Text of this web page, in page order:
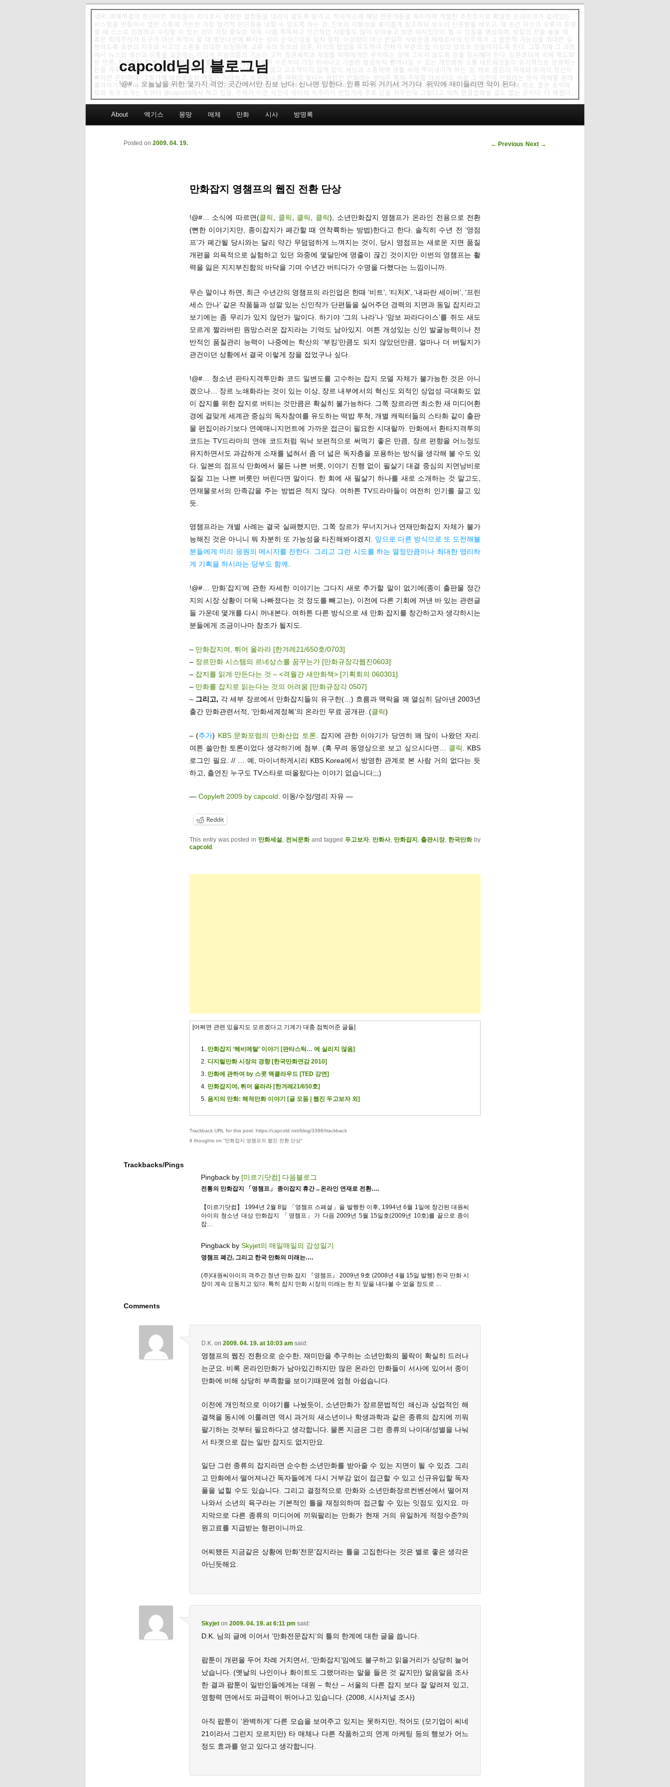
capcold님의 블로그님
!@#… 오늘날을 위한 몇가지 격언: 곳간에서만 진보 난다. 신나면 망한다. 인류 따위 거기서 거기다. 위악에 재미들리면 악이 된다.
Skip to primary content
Skip to secondary content
About 엑기스 몽땅 매체 만화 시사 방명록
Post navigation
← Previous Next →
만화잡지 영챔프의 웹진 전환 단상
Posted on 2009. 04. 19.
!@#… 소식에 따르면(클릭 클릭 클릭 클릭), 소년만화잡지 영챔프가 온라인 전용으로 전환
(뻔한 이야기지만, 종이잡지가 폐간할 때 연착륙하는 방법)한다고 한다. 솔직히 수년 전 ‘영점
프’가 폐간될 당시와는 달리 약간 무덤덤하게 느껴지는 것이, 당시 영점프는 새로운 지면 품질
개편을 의욕적으로 실험하고 있던 와중에 몇달만에 명줄이 끊긴 것이지만 이번의 영챔프는 활
력을 잃은 지지부진함의 바닥을 기며 수년간 버티다가 수명을 다했다는 느낌이니까.
무슨 말이냐 하면, 최근 수년간의 영챔프의 라인업은 한때 ‘비트’, ‘티처X’, ‘내파란 세이버’, ‘프린
세스 안나’ 같은 작품들과 성깔 있는 신인작가 단편들을 실어주던 경력의 지면과 동일 잡지라고
보기에는 좀 무리가 있지 않던가 말이다. 하기야 ‘그의 나라’나 ‘맘보 파라다이스’를 쥐도 새도
모르게 짤라버린 원망스러운 잡지라는 기억도 남아있지. 여튼 개성있는 신인 발굴능력이나 전
반적인 품질관리 능력이 나중에는 학산의 ‘부킹’만큼도 되지 않았던만큼, 얼마나 더 버틸지가
관건이던 상황에서 결국 이렇게 장을 접었구나 싶다.
!@#… 청소년 판타지격투만화 코드 일변도를 고수하는 잡지 모델 자체가 불가능한 것은 아니
겠으나… 장르 노쇄화라는 것이 있는 이상, 장르 내부에서의 혁신도 외적인 상업성 극대화도 없
이 잡지를 위한 잡지로 버티는 것만큼은 확실히 불가능하다. 그쪽 장르라면 최소한 새 미디어환
경에 걸맞게 세계관 중심의 독자참여를 유도하는 떡밥 투척, 개별 캐릭터들의 스타화 같이 출판
물 편집이라기보다 연예매니지먼트에 가까운 접근이 필요한 시대랄까. 만화에서 환타지격투의
코드는 TV드라마의 연애 코드처럼 워낙 보편적으로 써먹기 좋은 만큼, 장르 편향을 어느정도
유지하면서도 과감하게 소재를 넓혀서 좀 더 넓은 독자층을 포용하는 방식을 생각해 볼 수도 있
다. 일본의 점프식 만화에서 물든 나쁜 버릇, 이야기 진행 없이 필살기 대결 중심의 지면낭비로
질질 끄는 나쁜 버릇만 버린다면 말이다. 한 회에 새 필살기 하나를 새로 소개하는 것 말고도,
연재물로서의 만족감을 주는 방법은 적지 않다. 여하튼 TV드라마들이 여전히 인기를 끌고 있
듯.
영챔프라는 개별 사례는 결국 실패했지만, 그쪽 장르가 무너지거나 연재만화잡지 자체가 불가
능해진 것은 아니니 뭐 차분히 또 가능성을 타진해봐야겠지. 앞으로 다른 방식으로 또 도전해볼
분들에게 미리 응원의 메시지를 전한다. 그리고 그런 시도를 하는 열정만큼이나 최대한 영리하
게 기획을 하시라는 당부도 함께.
!@#… 만화’잡지’에 관한 자세한 이야기는 그다지 새로 추가할 말이 없기에(종이 출판물 정간
지의 시장 상황이 더욱 나빠졌다는 것 정도를 빼고는), 이전에 다른 기회에 꺼낸 바 있는 관련글
들 가운데 몇개를 다시 꺼내본다. 여하튼 다른 방식으로 새 만화 잡지를 창간하고자 생각하시는
분들에게 조금이나마 참조가 될지도.
– 만화잡지여, 튀어 올라라 [한겨레21/650호/0703]
– 장르만화 시스템의 르네상스를 꿈꾸는가 [만화규장각웹진0603]
– 잡지를 읽게 만든다는 것 – <격월간 새만화책> [기획회의 060301]
– 만화를 잡지로 읽는다는 것의 어려움 [만화규장각 0507]
– 그리고, 각 세부 장르에서 만화잡지들의 유구한(…) 흐름과 맥락을 꽤 열심히 담아낸 2003년
출간 만화관련서적, ‘만화세계정복’의 온라인 무료 공개판. (클릭)
– (추가) KBS 문화포럼의 만화산업 토론 . 잡지에 관한 이야기가 당연히 꽤 많이 나왔던 자리.
여튼 쓸만한 토론이었다 생각하기에 첨부. (혹 무려 동영상으로 보고 싶으시다면… 클릭
. KBS
로그인 필요. // … 예, 마이너하게시리 KBS Korea에서 방영한 관계로 본 사람 거의 없다는 듯
하고, 출연진 누구도 TV스타로 떠올랐다는 이야기 없습니다;;;)
— Copyleft 2009 by capcold. 이동/수정/영리 자유 —
Reddit
This entry was posted in 만화세설, 전뇌문화and tagged 두고보자, 만화사, 만화잡지 , 출판시장, 한국만화by
capcold .
[어쩌면 관련 있을지도 모르겠다고 기계가 대충 점찍어준 글들]
만화잡지 ‘헤비메탈’ 이야기 [판타스틱… 에 실리지 않음]
디지털만화 시장의 경향 [한국만화연감 2010]
만화에 관하여 by 스콧 맥클라우드 [TED 강연]
만화잡지여, 튀어 올라라 [한겨레21/650호]
음지의 만화: 해적만화 이야기 [글 모둠 | 웹진 두고보자 외]
Trackback URL for this post: https://capcold.net/blog/3386/trackback
9 thoughts on “만화잡지 영챔프의 웹진 전환 단상”
Trackbacks/Pings
Pingback by [미르기닷컴] 다음블로그
전통의 만화잡지 「영챔프」 종이잡지 휴간→온라인 연재로 전환….
【미르기닷컴】 1994년 2월 8일 「영챔프 스페셜」을 발행한 이후, 1994년 6월 1일에 창간된 대원씨
아이의 청소년 대상 만화잡지 「영챔프」가 다음 2009년 5월 15일호(2009년 10호)를 끝으로 종이
잡…
Pingback by Skyjet의 매일매일의 감성일기
영챔프 폐간, 그리고 한국 만화의 미래는….
(주)대원씨아이의 격주간 청년 만화 잡지 『영챔프』 2009년 9호 (2008년 4월 15일 발행) 한국 만화 시
장이 계속 요동치고 있다. 특히 잡지 만화 시장의 미래는 한 치 앞을 내다볼 수 없을 정도로 …
Comments
D.K.on 2009. 04. 19. at 10:03 am said:
영챔프의 웹진 전환으로 순수한, 재미만을 추구하는 소년만화의 몰락이 확실히 드러나
는군요. 비록 온라인만화가 남아있긴하지만 많은 온라인 만화들이 서사에 있어서 종이
만화에 비해 상당히 부족함을 보이기때문에 엄청 아쉽습니다.
이전에 개인적으로 이야기를 나눴듯이, 소년만화가 장르문법적인 쇄신과 상업적인 해
결책을 동시에 이룰려면 역시 과거의 새소년이나 학생과학과 같은 종류의 잡지에 끼워
팔기하는 것부터 필요하다고 생각합니다. 물론 지금은 그런 종류의 나이대/성별을 나눠
서 타겟으로 잡는 일반 잡지도 없지만요.
일단 그런 종류의 잡지라면 순수한 소년만화를 받아줄 수 있는 지면이 될 수 있죠. 그리
고 만화에서 떨어져나간 독자들에게 다시 거부감 없이 접근할 수 있고 신규유입할 독자
풀을 넓힐 수도 있습니다. 그리고 결정적으로 만화와 소년만화장르컨벤션에서 떨어져
나와서 소년의 욕구라는 기본적인 틀을 재정의하며 접근할 수 있는 잇점도 있지요. 마
지막으로 다른 종류의 미디어에 끼워팔리는 만화가 현재 거의 유일하게 적정수준?의
원고료를 지급받는 형편이니까요.
어찌됐든 지금같은 상황에 만화’전문’잡지라는 틀을 고집한다는 것은 별로 좋은 생각은
아닌듯해요.
Skyjeton 2009. 04. 19. at 6:11 pm said:
D.K. 님의 글에 이어서 ‘만화전문잡지’의 틀의 한계에 대한 글을 씁니다.
팝툰이 개편을 두어 차례 거치면서, ‘만화잡지’임에도 불구하고 읽을거리가 상당히 늘어
났습니다. (옛날의 나인이나 화이트도 그랬더라는 말을 들은 것 같지만) 알음알음 조사
한 결과 팝툰이 일반인들에게는 대원 – 학산 – 서울의 다른 잡지 보다 잘 알려져 있고,
영향력 면에서도 파급력이 뛰어나고 있습니다. (2008, 시사저널 조사)
아직 팝툰이 ‘완벽하게’ 다른 모습을 보여주고 있지는 못하지만, 적어도 (모기업이 씨네
21이라서 그런지 모르지만) 타 매체나 다른 작품하고의 연계 마케팅 등의 행보가 어느
정도 효과를 얻고 있다고 생각합니다.